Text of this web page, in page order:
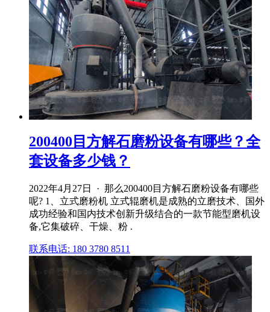
200400目方解石磨粉设备有哪些？全
套设备多少钱？
2022年4月27日 · 那么200400目方解石磨粉设备有哪些
呢? 1、立式磨粉机 立式辊磨机是成熟的立磨技术、国外
成功经验和国内技术创新升级结合的一款节能型磨机设
备,它集破碎、干燥、粉 .
联系电话: 180 3780 8511